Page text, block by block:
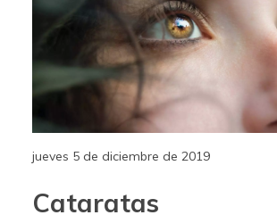
jueves 5 de diciembre de 2019
Cataratas